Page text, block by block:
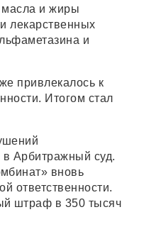
масла и жиры
лекарственных
и
привлекалось к
Итогом стал
в Арбитражный суд.
вновь
ответственности.
штраф в 350 тысяч